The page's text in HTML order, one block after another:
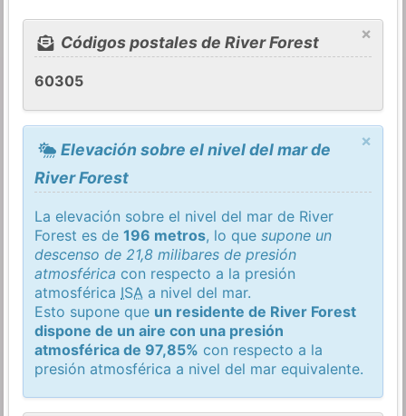
×
Códigos postales de River Forest
60305
×
Elevación sobre el nivel del mar de
River Forest
La elevación sobre el nivel del mar de River
Forest es de196 metros, lo quesupone un
descenso de 21,8 milibares de presión
atmosférica con respecto a la presión
atmosférica ISA a nivel del mar.
Esto supone que un residente de River Forest
dispone de un aire con una presión
atmosférica de 97,85% con respecto a la
presión atmosférica a nivel del mar equivalente.